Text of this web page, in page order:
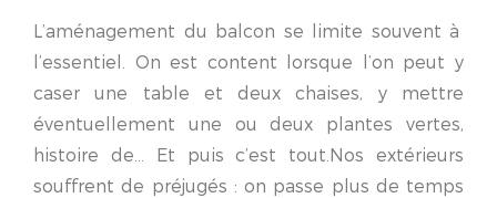
L’aménagement du balcon se limite souvent à
l’essentiel. On est content lorsque l’on peut y
caser une table et deux chaises, y mettre
éventuellement une ou deux plantes vertes,
histoire de… Et puis c’est tout.Nos extérieurs
souffrent de préjugés : on passe plus de temps